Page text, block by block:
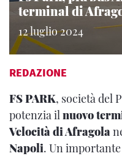
terminal di
12 luglio 2024
REDAZIONE
FS PARK, società del
potenzia ilnuovo
Velocità di Afragola
Napoli. Un